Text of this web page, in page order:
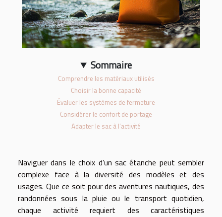
Sommaire
Comprendre les matériaux utilisés
Choisir la bonne capacité
Évaluer les systèmes de fermeture
Considérer le confort de portage
Adapter le sac à l’activité
Naviguer dans le choix d’un sac étanche peut sembler
complexe face à la diversité des modèles et des
usages. Que ce soit pour des aventures nautiques, des
randonnées sous la pluie ou le transport quotidien,
chaque activité requiert des caractéristiques